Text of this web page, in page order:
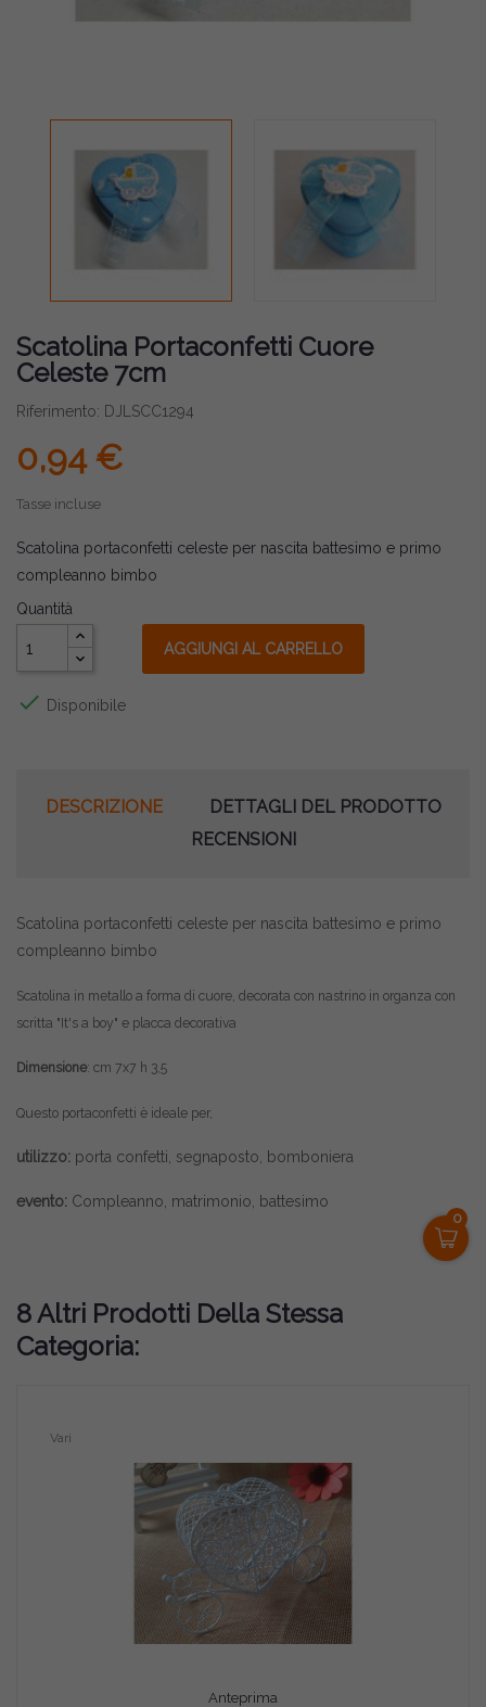
0
Scatolina Portaconfetti Cuore
Celeste 7cm
Riferimento: DJLSCC1294
0,94 €
Tasse incluse
Scatolina portaconfetti celeste per nascita battesimo e primo
compleanno bimbo
Quantità
AGGIUNGI AL CARRELLO
 Disponibile
DESCRIZIONE
DETTAGLI DEL PRODOTTO
RECENSIONI
Scatolina portaconfetti celeste per nascita battesimo e primo
compleanno bimbo
Scatolina in metallo a forma di cuore, decorata con nastrino in organza con
scritta "It's a boy" e placca decorativa
Dimensione: cm 7x7 h 3,5
Questo portaconfetti è ideale per,
utilizzo: porta confetti, segnaposto, bomboniera
evento: Compleanno, matrimonio, battesimo
8 Altri Prodotti Della Stessa
Categoria:
Anteprima
Vari